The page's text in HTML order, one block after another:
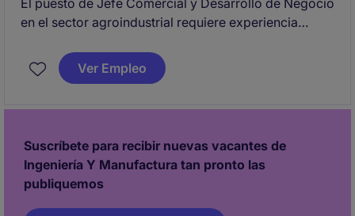
El puesto de Jefe Comercial y Desarrollo de Negocio
en el sector agroindustrial requiere experiencia
estrategias comerciales efectivas. La posición está
ubicada en Pangoa (Satipo, Junín) y busca un/a
Ver Empleo
Suscríbete para recibir nuevas vacantes de
Ingeniería Y Manufactura tan pronto las
publiquemos